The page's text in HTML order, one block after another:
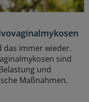
das immer wieder.
sind
und
Maßnahmen.